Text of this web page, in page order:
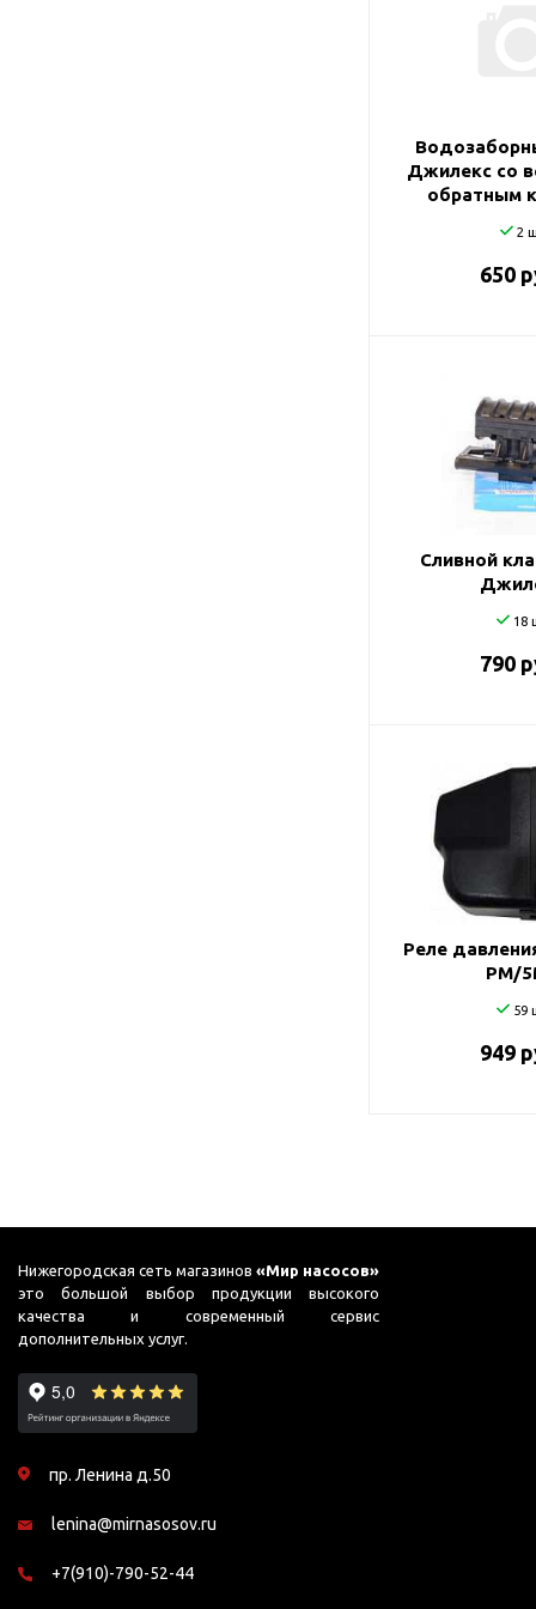
Джилекс со
обратным
2
650
Сливной
18
790
Реле
РМ/
59
949
Нижегородская сеть магазинов«Мир насосов»
это большой выбор продукции высокого
качества и современный сервис
дополнительных услуг.
пр. Ленина д.50
lenina@mirnasosov.ru
+7(910)-790-52-44